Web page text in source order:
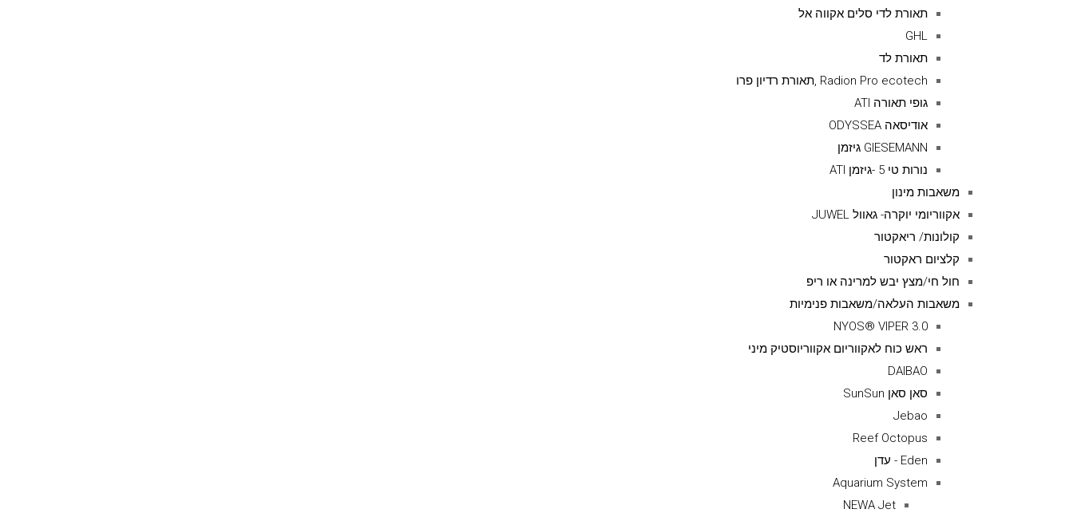
תאורת לדי סלים אקווה אל
GHL
תאורת לד
Radion Pro ecotech ,תאורת רדיון פרו
גופי תאורה ATI
אודיסאה ODYSSEA
GIESEMANN גיזמן
נורות טי 5 -גיזמן ATI
משאבות מינון
אקווריומי יוקרה- גאוול JUWEL
קולונות/ ריאקטור
קלציום ראקטור
חול חי/מצץ יבש למרינה או ריפ
משאבות העלאה/משאבות פנימיות
NYOS® VIPER 3.0
ראש כוח לאקווריום אקווריוסטיק מיני
DAIBAO
סאן סאן SunSun
Jebao
Reef Octopus
Eden - עדן
Aquarium System
NEWA Jet